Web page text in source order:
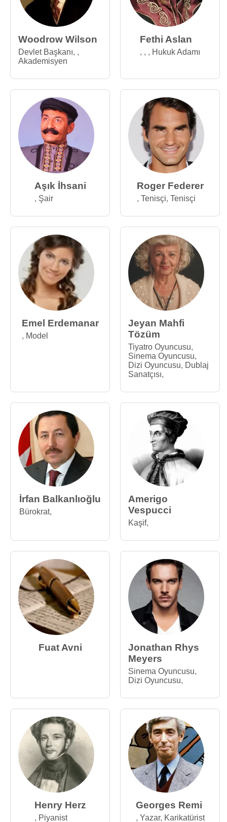
Woodrow Wilson
Devlet Başkanı, ,
Akademisyen
Fethi Aslan
, , , Hukuk Adamı
Aşık İhsani
, Şair
Roger Federer
, Tenisçi, Tenisçi
Emel Erdemanar
, Model
Jeyan Mahfi
Tözüm
Tiyatro Oyuncusu,
Sinema Oyuncusu,
Dizi Oyuncusu, Dublaj
Sanatçısı,
İrfan Balkanlıoğlu
Bürokrat,
Amerigo
Vespucci
Kaşif,
Fuat Avni
Jonathan Rhys
Meyers
Sinema Oyuncusu,
Dizi Oyuncusu,
Henry Herz
, Piyanist
Georges Remi
, Yazar, Karikatürist